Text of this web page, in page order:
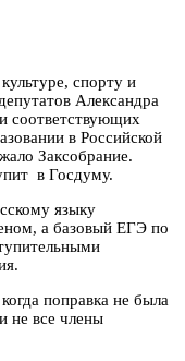
спорту и
Александра
соответствующих
в Российской
Заксобрание.
в Госдуму.
языку
а базовый ЕГЭ по
поправка не была
не все члены